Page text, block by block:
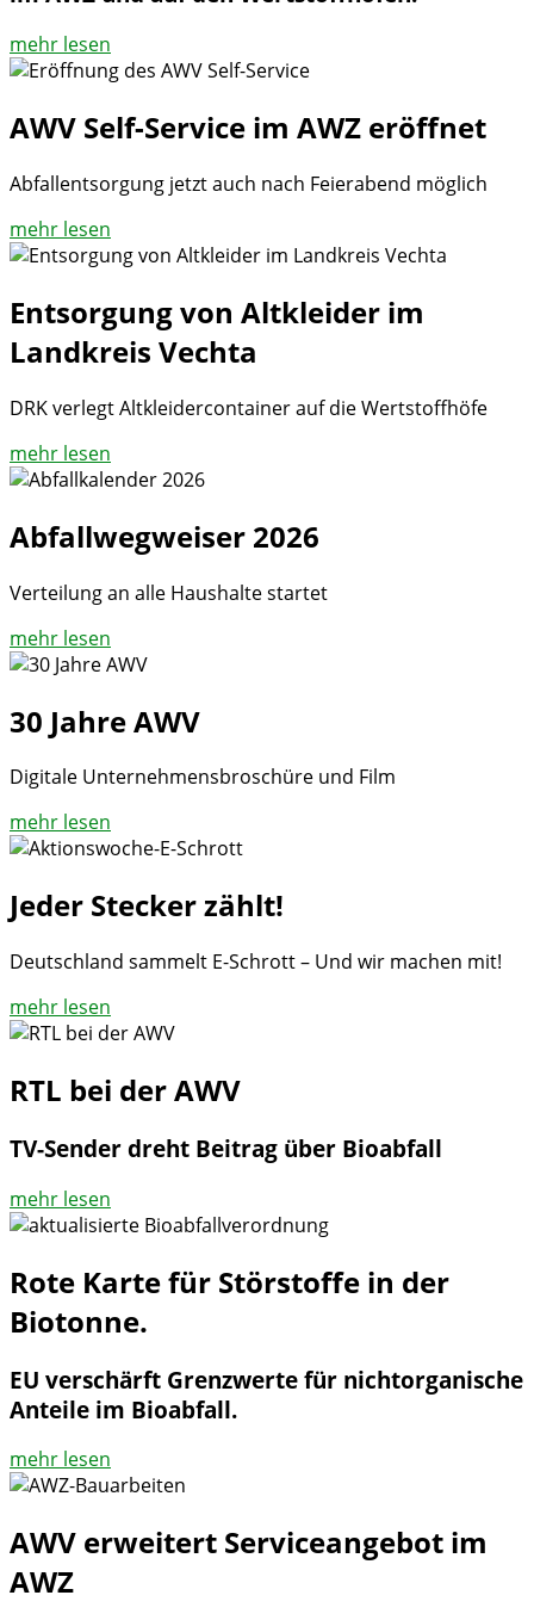
mehr lesen
AWV Self-Service im AWZ eröffnet
Abfallentsorgung jetzt auch nach Feierabend möglich
mehr lesen
Entsorgung von Altkleider im
Landkreis Vechta
DRK verlegt Altkleidercontainer auf die Wertstoffhöfe
mehr lesen
Abfallwegweiser 2026
Verteilung an alle Haushalte startet
mehr lesen
30 Jahre AWV
Digitale Unternehmensbroschüre und Film
mehr lesen
Jeder Stecker zählt!
Deutschland sammelt E-Schrott – Und wir machen mit!
mehr lesen
RTL bei der AWV
TV-Sender dreht Beitrag über Bioabfall
mehr lesen
Rote Karte für Störstoffe in der
Biotonne.
EU verschärft Grenzwerte für nichtorganische
Anteile im Bioabfall.
mehr lesen
AWV erweitert Serviceangebot im
AWZ